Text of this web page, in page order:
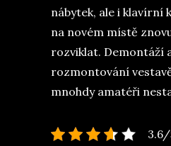
nábytek, ale i
na novém místě
rozviklat. Demontáží
rozmontování
mnohdy amatéři